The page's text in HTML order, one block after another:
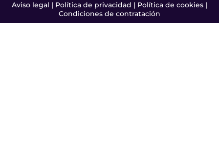
Aviso legal | Política de privacidad | Política de cookies |
Condiciones de contratación